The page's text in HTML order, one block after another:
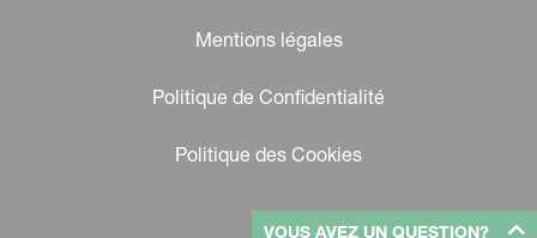
VOUS AVEZ UN QUESTION?
Mentions légales
Politique de Confidentialité
Politique des Cookies